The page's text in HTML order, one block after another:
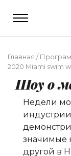
Главная /
2020 Miami swim
Шоу о
Недели
значимые
другой в